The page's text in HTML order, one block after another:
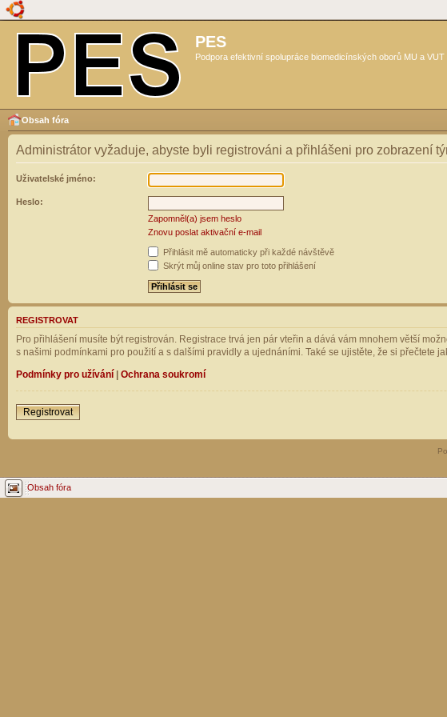
PES
Podpora efektivní spolupráce biomedicínských oborů MU a
Obsah fóra
Administrátor vyžaduje, abyste byli registrováni a přihlášeni pro zobrazení
Uživatelské jméno:
Heslo:
Zapomněl(a) jsem heslo
Znovu poslat aktivační e-mail
Přihlásit mě automaticky při každé návštěvě
Skrýt můj online stav pro toto přihlášení
REGISTROVAT
Pro přihlášení musíte být registrován. Registrace trvá jen pár vteřin a dává vám mnohem větší
s našimi podmínkami pro použití a s dalšími pravidly a ujednáními. Také se ujistěte, že si přečtete
Podmínky pro užívání | Ochrana soukromí
Registrovat
Obsah fóra